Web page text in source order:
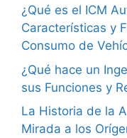
¿Qué es el ICM
Características y
Consumo de
¿Qué hace un
sus Funciones y
La Historia de la
Mirada a los